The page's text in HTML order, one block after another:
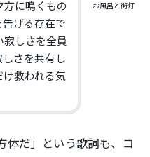
お風呂と街灯
方に鳴くもの
げる存在で
寂しさを全員
さを共有し
け救われる気
体だ」という歌詞も、コ